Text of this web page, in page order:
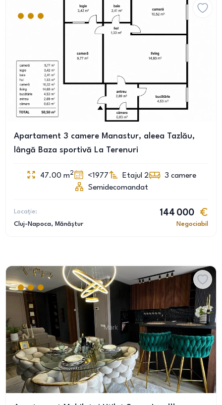
Apartament 3 camere Manastur, aleea Tazlău,
lângă Baza sportivă La Terenuri
47.00 m2 <1977 Etajul 2 3 camere
Semidecomandat
Locație:
Cluj-Napoca, Mănăștur
144 000
Negociabil